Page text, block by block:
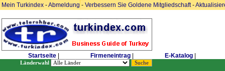
Mein Turkindex -Abmeldung- Verbessern Sie Goldene Mitgliedschaft-
Startseite Firmeneintrag E-Katalog
Länderwahl